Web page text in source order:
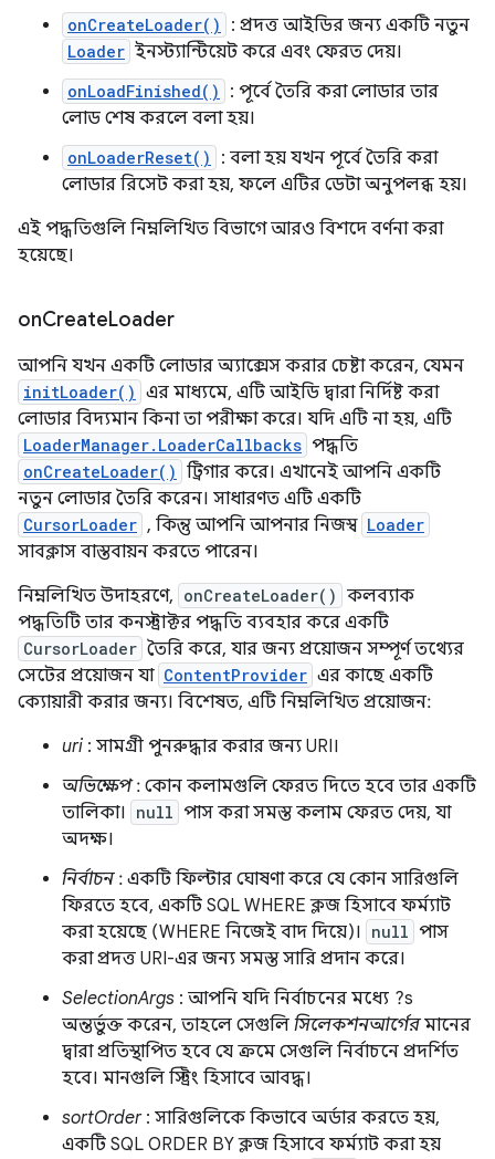
onCreateLoader() : প্রদত্ত আইডির জন্য একটি নতুন
Loader ইনস্ট্যান্টিয়েট করে এবং ফেরত দেয়।
onLoadFinished()
: পূর্বে তৈরি করা লোডার তার
লোড শেষ করলে বলা হয়।
onLoaderReset()
: বলা হয় যখন পূর্বে তৈরি করা
লোডার রিসেট করা হয়, ফলে এটির ডেটা অনুপলব্ধ হয়।
এই পদ্ধতিগুলি নিম্নলিখিত বিভাগে আরও বিশদে বর্ণনা করা
হয়েছে।
onCreateLoader
আপনি যখন একটি লোডার অ্যাক্সেস করার চেষ্টা করেন, যেমন
initLoader() এর মাধ্যমে, এটি আইডি দ্বারা নির্দিষ্ট করা
লোডার বিদ্যমান কিনা তা পরীক্ষা করে। যদি এটি না হয়, এটি
LoaderManager.LoaderCallbacks পদ্ধতি
onCreateLoader() ট্রিগার করে। এখানেই আপনি একটি
নতুন লোডার তৈরি করেন। সাধারণত এটি একটি
CursorLoader , কিন্তু আপনি আপনার নিজস্ব Loader
সাবক্লাস বাস্তবায়ন করতে পারেন।
নিম্নলিখিত উদাহরণে, onCreateLoader() কলব্যাক
পদ্ধতিটি তার কনস্ট্রাক্টর পদ্ধতি ব্যবহার করে একটি
CursorLoader তৈরি করে, যার জন্য প্রয়োজন সম্পূর্ণ তথ্যের
সেটের প্রয়োজন যা ContentProvider এর কাছে একটি
ক্যোয়ারী করার জন্য। বিশেষত, এটি নিম্নলিখিত প্রয়োজন:
uri : সামগ্রী পুনরুদ্ধার করার জন্য URI।
অভিক্ষেপ: কোন কলামগুলি ফেরত দিতে হবে তার একটি
তালিকা।
null পাস করা সমস্ত কলাম ফেরত দেয়, যা
অদক্ষ।
নির্বাচন: একটি ফিল্টার ঘোষণা করে যে কোন সারিগুলি
ফিরতে হবে, একটি SQL WHERE ক্লজ হিসাবে ফর্ম্যাট
করা হয়েছে (WHERE নিজেই বাদ দিয়ে)।
null পাস
করা প্রদত্ত URI-এর জন্য সমস্ত সারি প্রদান করে।
SelectionArgs : আপনি যদি নির্বাচনের মধ্যে ?s
অন্তর্ভুক্ত করেন, তাহলে সেগুলি সিলেকশনআর্গেরমানের
দ্বারা প্রতিস্থাপিত হবে যে ক্রমে সেগুলি নির্বাচনে প্রদর্শিত
হবে। মানগুলি স্ট্রিং হিসাবে আবদ্ধ।
sortOrder: সারিগুলিকে কিভাবে অর্ডার করতে হয়,
একটি SQL ORDER BY ক্লজ হিসাবে ফর্ম্যাট করা হয়